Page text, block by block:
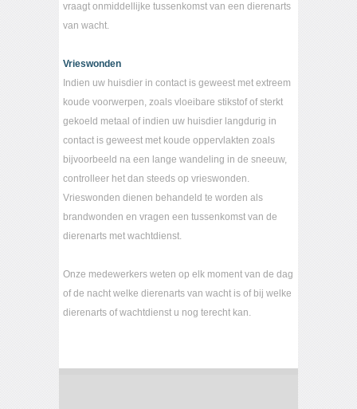
vraagt onmiddellijke tussenkomst van een dierenarts
van wacht.
Vrieswonden
Indien uw huisdier in contact is geweest met extreem
koude voorwerpen, zoals vloeibare stikstof of sterkt
gekoeld metaal of indien uw huisdier langdurig in
contact is geweest met koude oppervlakten zoals
bijvoorbeeld na een lange wandeling in de sneeuw,
controlleer het dan steeds op vrieswonden.
Vrieswonden dienen behandeld te worden als
brandwonden en vragen een tussenkomst van de
dierenarts met wachtdienst.
Onze medewerkers weten op elk moment van de dag
of de nacht welke dierenarts van wacht is of bij welke
dierenarts of wachtdienst u nog terecht kan.